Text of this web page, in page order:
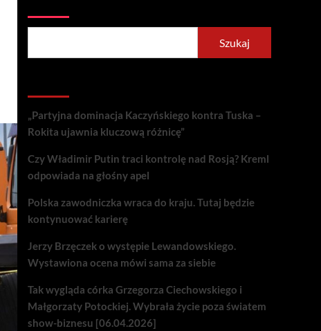
Szukaj
„Partyjna dominacja Kaczyńskiego kontra Tuska –
Rokita ujawnia kluczową różnicę”
Czy Władimir Putin traci kontrolę nad Rosją? Kreml
odpowiada na głośny apel
Polska zawodniczka wraca do kraju. Tutaj będzie
kontynuować karierę
Jerzy Brzęczek o występie Lewandowskiego.
Wystawiona ocena mówi sama za siebie
Tak wygląda córka Grzegorza Ciechowskiego i
Małgorzaty Potockiej. Wybrała życie poza światem
show-biznesu [06.04.2026]